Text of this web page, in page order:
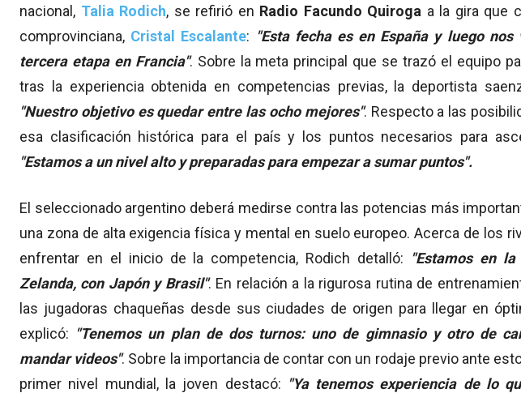
nacional, Talia Rodich, se refirió en Radio Facundo Quiroga a la gira que
comprovinciana, Cristal Escalante: "Esta fecha es en España y luego
tercera etapa en Francia". Sobre la meta principal que se trazó el equipo
tras la experiencia obtenida en competencias previas, la deportista
"Nuestro objetivo es quedar entre las ocho mejores". Respecto a las
esa clasificación histórica para el país y los puntos necesarios para
"Estamos a un nivel alto y preparadas para empezar a sumar puntos".
El seleccionado argentino deberá medirse contra las potencias más
una zona de alta exigencia física y mental en suelo europeo. Acerca de los
enfrentar en el inicio de la competencia, Rodich detalló:
"Estamos en
Zelanda, con Japón y Brasil". En relación a la rigurosa rutina de
las jugadoras chaqueñas desde sus ciudades de origen para llegar en
explicó: "Tenemos un plan de dos turnos: uno de gimnasio y otro de
mandar videos". Sobre la importancia de contar con un rodaje previo ante
primer nivel mundial, la joven destacó: "Ya tenemos experiencia de lo